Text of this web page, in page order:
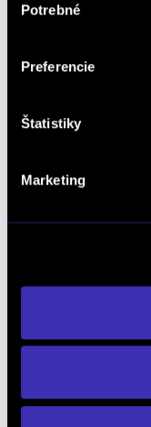
súhlasu
Potrebné
Preferencie
Štatistiky
Marketing
CHCEM